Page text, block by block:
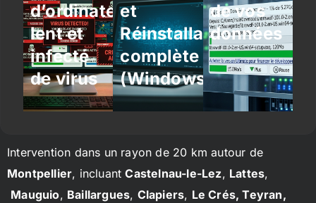
d’ordinateur
lent et
infecté
de virus
et
Réinstallation
complète
(Windows/Linux)
de vos
données
Intervention dans un rayon de 20 km autour de
Montpellier, incluantCastelnau-le-Lez, Lattes,
Mauguio, Baillargues, Clapiers, Le Crés, Teyran,